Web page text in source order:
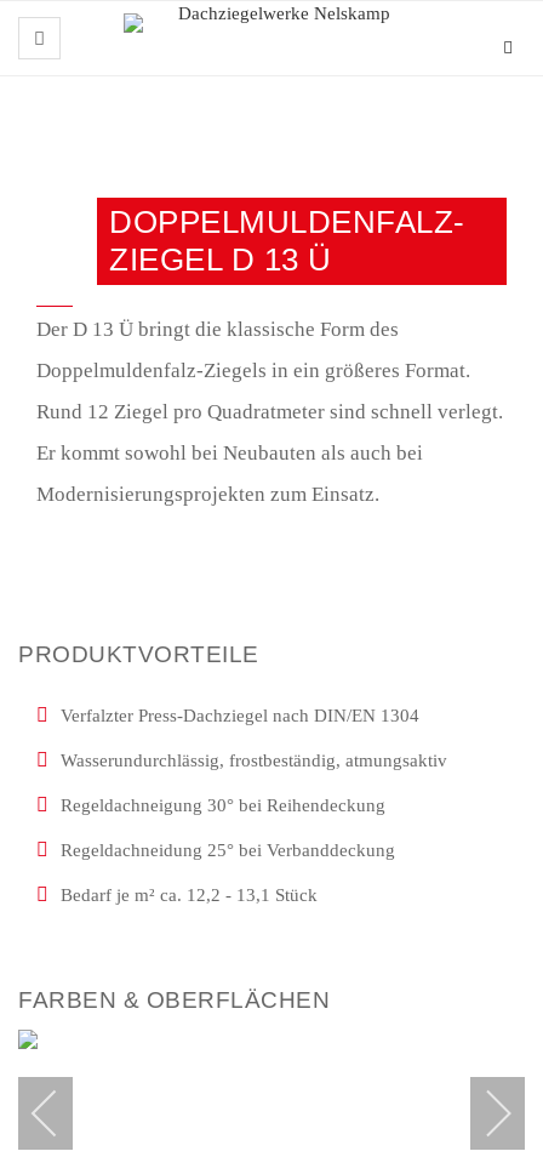
DOPPELMULDENFALZ-
ZIEGEL D 13 Ü
Der D 13 Ü bringt die klassische Form des
Doppelmuldenfalz-Ziegels in ein größeres Format.
Rund 12 Ziegel pro Quadratmeter sind schnell verlegt.
Er kommt sowohl bei Neubauten als auch bei
Modernisierungsprojekten zum Einsatz.
PRODUKTVORTEILE
Verfalzter Press-Dachziegel nach DIN/EN 1304
Wasserundurchlässig, frostbeständig, atmungsaktiv
Regeldachneigung 30° bei Reihendeckung
Regeldachneidung 25° bei Verbanddeckung
Bedarf je m² ca. 12,2 - 13,1 Stück
FARBEN & OBERFLÄCHEN